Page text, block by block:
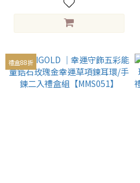
禮盒88折